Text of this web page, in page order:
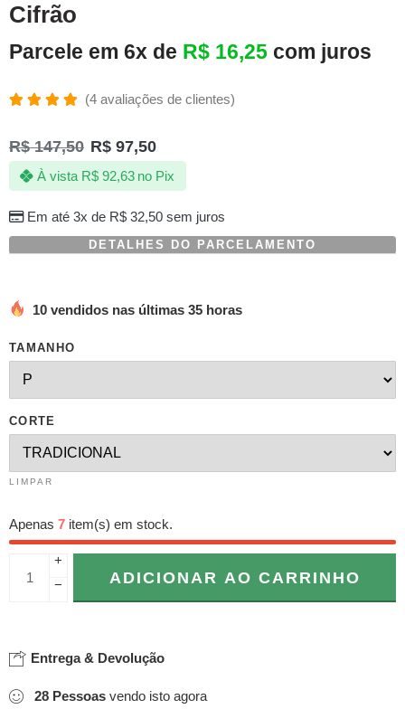
Cifrão
Parcele em 6x de R$ 16,25 com juros
5.00de 5,
com
baseado
em
de
clientes
(4avaliações de clientes)
R$147,50 R$ 97,50
Em até 3x de R$32,50sem juros
À vista R$92,63 no Pix
DETALHES DO PARCELAMENTO
10 vendidos nas últimas 35 horas
TAMANHO
CORTE
LIMPAR
Apenas 7 item(s) em stock.
+
−
ADICIONAR AO CARRINHO
Entrega & Devolução
28 Pessoas vendo isto agora